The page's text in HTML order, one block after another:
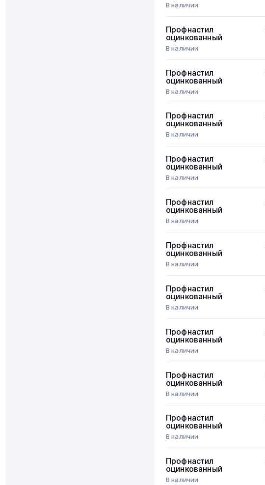
В наличии
Профнастил
оцинкованный
В наличии
Профнастил
оцинкованный
В наличии
Профнастил
оцинкованный
В наличии
Профнастил
оцинкованный
В наличии
Профнастил
оцинкованный
В наличии
Профнастил
оцинкованный
В наличии
Профнастил
оцинкованный
В наличии
Профнастил
оцинкованный
В наличии
Профнастил
оцинкованный
В наличии
Профнастил
оцинкованный
В наличии
Профнастил
оцинкованный
В наличии